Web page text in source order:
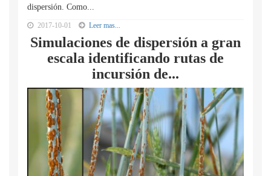
dispersión. Como...
2017-10-01 Leer mas...
Simulaciones de dispersión a gran
escala identificando rutas de
incursión de...